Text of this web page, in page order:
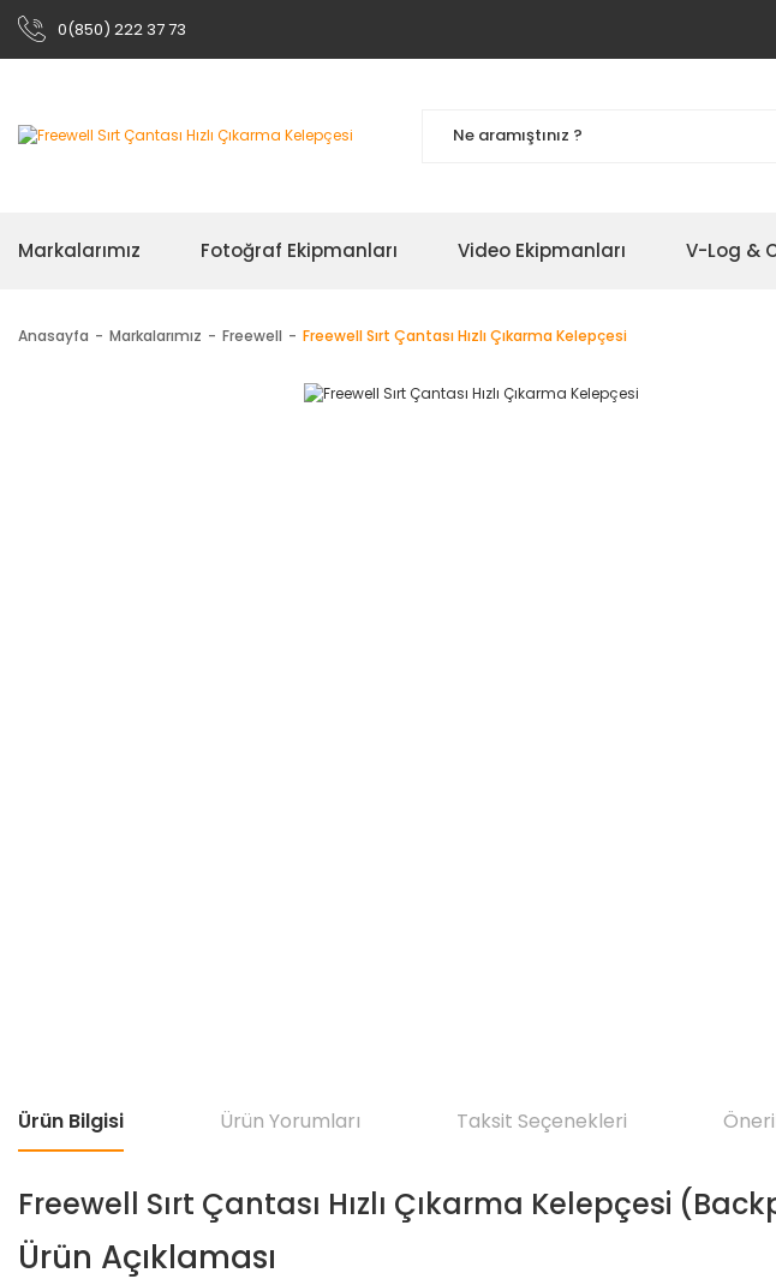
0(850) 222 37 73
Markalarımız Fotoğraf Ekipmanları Video Ekipmanları V-Log &
Anasayfa Markalarımız Freewell Freewell Sırt Çantası Hızlı Çıkarma Kelepçesi
Ürün Bilgisi Ürün Yorumları Taksit Seçenekleri
Freewell Sırt Çantası Hızlı Çıkarma Kelepçesi
Ürün Açıklaması